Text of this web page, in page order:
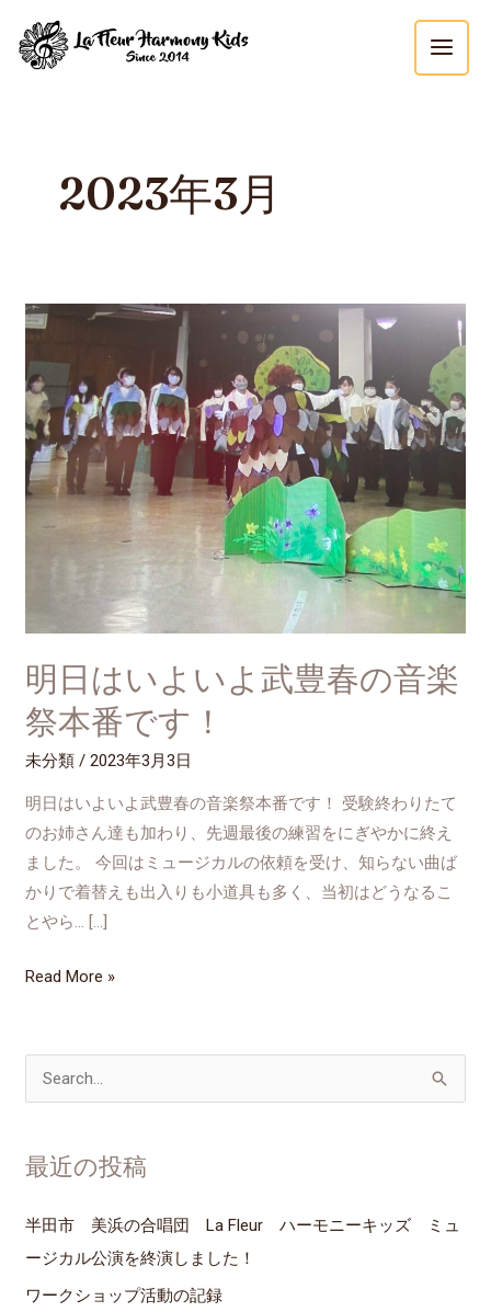
2023年3月
明日はいよいよ武豊春の音楽
祭本番です！
未分類 /2023年3月3日
明日はいよいよ武豊春の音楽祭本番です！ 受験終わりたて
のお姉さん達も加わり、先週最後の練習をにぎやかに終え
ました。 今回はミュージカルの依頼を受け、知らない曲ば
かりで着替えも出入りも小道具も多く、当初はどうなるこ
とやら… […]
明
は
い
よ
い
よ
楽
祭
本
番
Read More »
象
:
最近の投稿
半田市 美浜の合唱団 La Fleur ハーモニーキッズ ミュ
ージカル公演を終演しました！
ワークショップ活動の記録